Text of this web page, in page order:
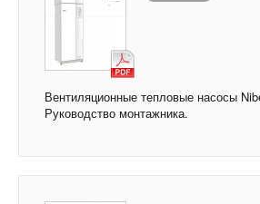
Вентиляционные тепловые насосы
Руководство монтажника.